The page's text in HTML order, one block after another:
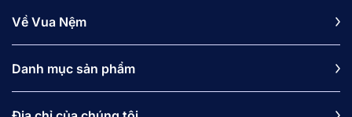
Về Vua Nệm
Danh mục sản phẩm